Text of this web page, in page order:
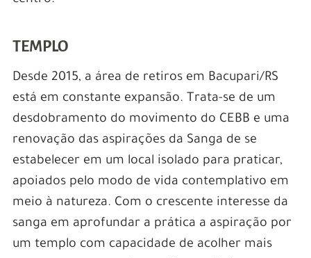
TEMPLO
Desde 2015, a área de retiros em Bacupari/RS
está em constante expansão. Trata-se de um
desdobramento do movimento do CEBB e uma
renovação das aspirações da Sanga de se
estabelecer em um local isolado para praticar,
apoiados pelo modo de vida contemplativo em
meio à natureza. Com o crescente interesse da
sanga em aprofundar a prática a aspiração por
um templo com capacidade de acolher mais